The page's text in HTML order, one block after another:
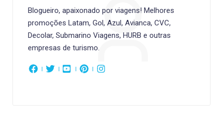
Blogueiro, apaixonado por viagens! Melhores
promoções Latam, Gol, Azul, Avianca, CVC,
Decolar, Submarino Viagens, HURB e outras
empresas de turismo.